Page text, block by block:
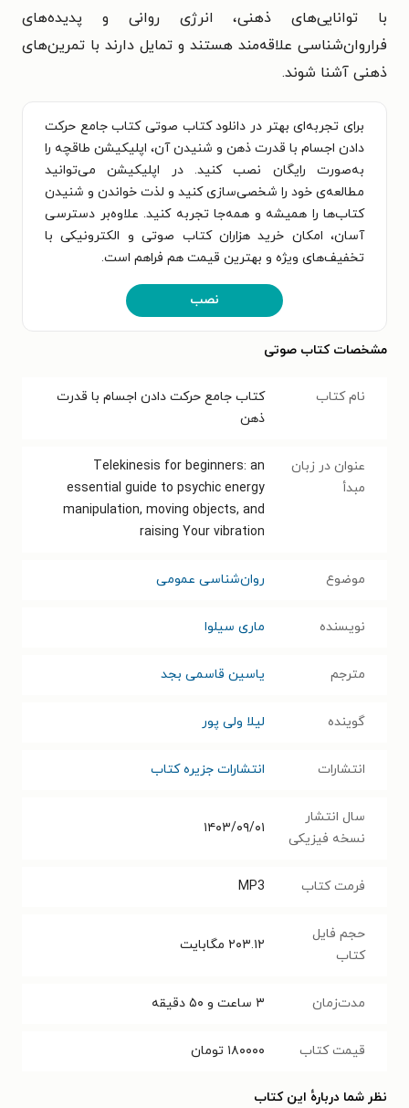
با توانایی‌های ذهنی، انرژی روانی و پدیده‌های
فراروان‌شناسی علاقه‌مند هستند و تمایل دارند با تمرین‌های
ذهنی آشنا شوند.
برای تجربه‌ای بهتر در دانلود کتاب صوتی کتاب جامع حرکت
دادن اجسام با قدرت ذهن و شنیدن آن، اپلیکیشن طاقچه را
به‌صورت رایگان نصب کنید. در اپلیکیشن می‌توانید
مطالعه‌ی خود را شخصی‌سازی کنید و لذت خواندن و شنیدن
کتاب‌ها را همیشه و همه‌جا تجربه کنید. علاوه‌بر دسترسی
آسان، امکان خرید هزاران کتاب صوتی و الکترونیکی با
تخفیف‌های ویژه و بهترین قیمت هم فراهم است.
نصب
مشخصات کتاب صوتی
نام کتاب
کتاب جامع حرکت دادن اجسام با قدرت
ذهن
عنوان در زبان
مبدأ
Telekinesis for beginners: an
essential guide to psychic energy
manipulation, moving objects, and
raising Your vibration
موضوع روان‌شناسی عمومی
نویسنده ماری سیلوا
مترجم یاسین قاسمی بجد
گوینده لیلا ولی پور
انتشارات انتشارات جزیره کتاب
سال انتشار
نسخه فیزیکی
۱۴۰۳/۰۹/۰۱
فرمت کتاب MP3
حجم فایل
کتاب
۲۰۳.۱۲ مگابایت
مدت‌زمان ۳ ساعت و ۵۰ دقیقه
قیمت کتاب ۱۸۰۰۰۰ تومان
نظر شما دربارهٔ این کتاب